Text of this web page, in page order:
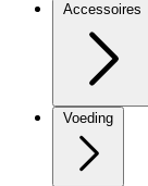
Accessoires
Voeding